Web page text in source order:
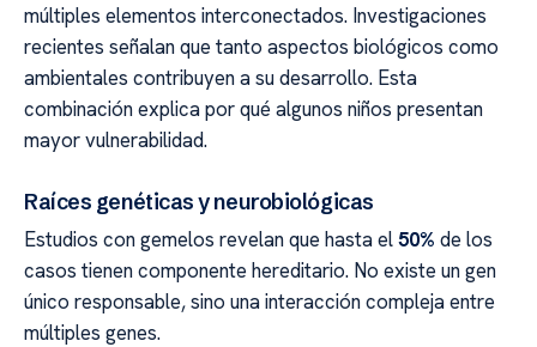
múltiples elementos interconectados. Investigaciones
recientes señalan que tanto aspectos biológicos como
ambientales contribuyen a su desarrollo. Esta
combinación explica por qué algunos niños presentan
mayor vulnerabilidad.
Raíces genéticas y neurobiológicas
Estudios con gemelos revelan que hasta el50% de los
casos tienen componente hereditario. No existe un gen
único responsable, sino una interacción compleja entre
múltiples genes.